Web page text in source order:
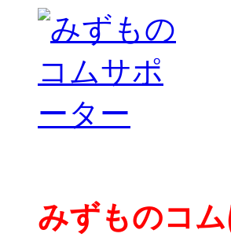
みずものコ